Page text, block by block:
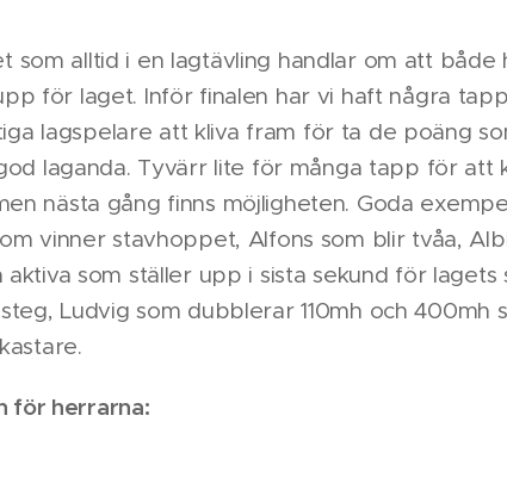
som alltid i en lagtävling handlar om att
för laget. Inför finalen har vi haft några
lagspelare att kliva fram för ta de poäng
laganda. Tyvärr lite för många tapp för att
nästa gång finns möjligheten. Goda
vinner stavhoppet, Alfons som blir tvåa,
som ställer upp i sista sekund för lagets
Ludvig som dubblerar 110mh och 400mh
för herrarna: